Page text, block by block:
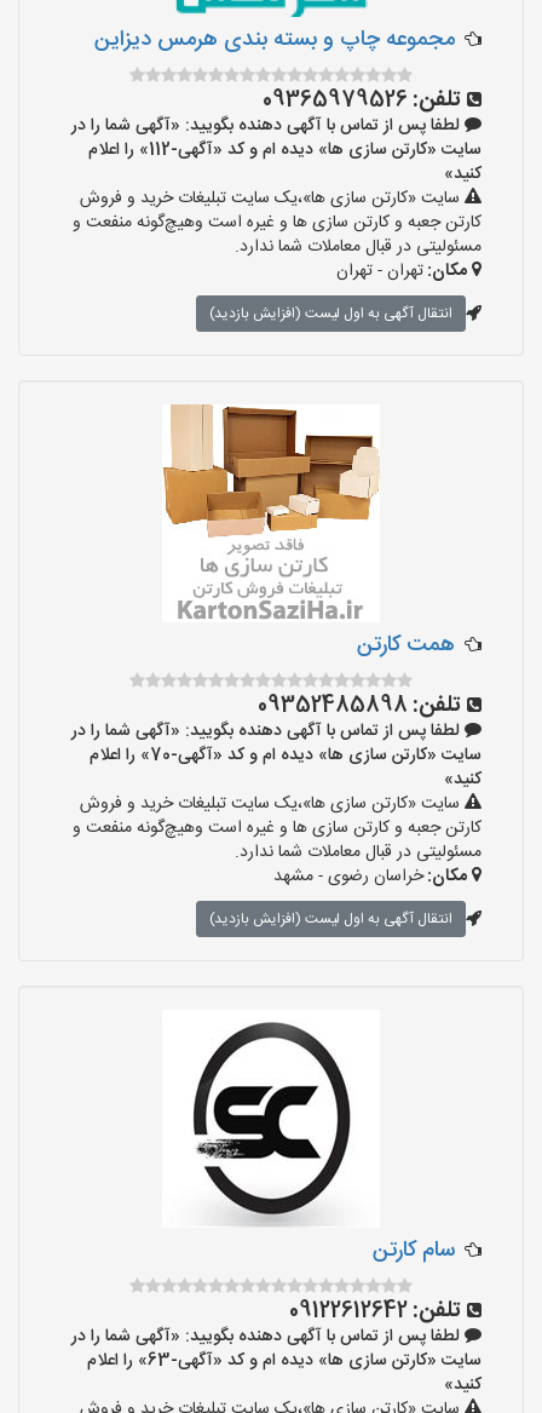
مجموعه چاپ و بسته بندی هرمس دیزاین
تلفن: 09365979526
لطفا پس از تماس با آگهی دهنده بگویید: «آگهی شما را در
سایت «کارتن سازی ها» دیده ام و کد «آگهی-112» را اعلام
کنید»
سایت «کارتن سازی ها»،یک سایت تبلیغات خرید و فروش
کارتن جعبه و کارتن سازی ها و غیره است وهیچ‌گونه منفعت و
مسئولیتی در قبال معاملات شما ندارد.
مکان:تهران - تهران
انتقال آگهی به اول لیست (افزایش بازدید)
همت کارتن
تلفن: 09352485898
لطفا پس از تماس با آگهی دهنده بگویید: «آگهی شما را در
سایت «کارتن سازی ها» دیده ام و کد «آگهی-70» را اعلام
کنید»
سایت «کارتن سازی ها»،یک سایت تبلیغات خرید و فروش
کارتن جعبه و کارتن سازی ها و غیره است وهیچ‌گونه منفعت و
مسئولیتی در قبال معاملات شما ندارد.
مکان:خراسان رضوی - مشهد
انتقال آگهی به اول لیست (افزایش بازدید)
سام کارتن
تلفن:09122612642
لطفا پس از تماس با آگهی دهنده بگویید: «آگهی شما را در
سایت «کارتن سازی ها» دیده ام و کد «آگهی-63» را اعلام
کنید»